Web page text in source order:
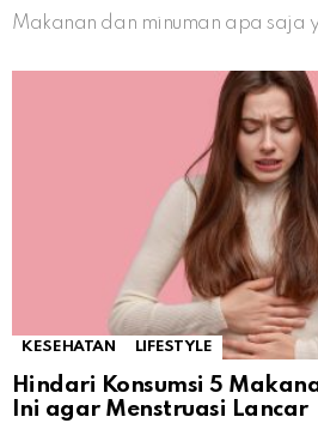
Makanan dan minuman apa saja
KESEHATAN LIFESTYLE
Hindari Konsumsi 5
Ini agar Menstruasi Lancar